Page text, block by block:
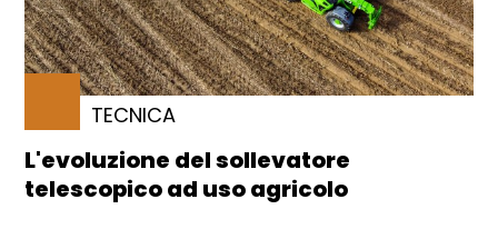
TECNICA
L'evoluzione del sollevatore
telescopico ad uso agricolo